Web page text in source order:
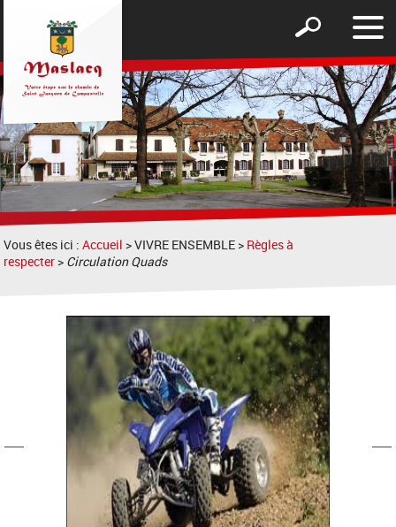
le
Afficher
formulaire
de
recherche
Vous êtes ici :Accueil > VIVRE ENSEMBLE > Règles à
respecter > Circulation Quads